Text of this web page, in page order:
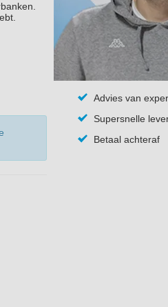
Advies van
Supersnelle
Betaal achteraf